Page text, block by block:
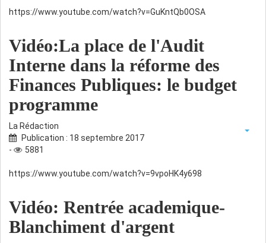
https://www.youtube.com/watch?v=GuKntQb0OSA
Vidéo:La place de l'Audit
Interne dans la réforme des
Finances Publiques: le budget
programme
La Rédaction
Publication : 18 septembre 2017
-
5881
https://www.youtube.com/watch?v=9vpoHK4y698
Vidéo: Rentrée academique-
Blanchiment d'argent